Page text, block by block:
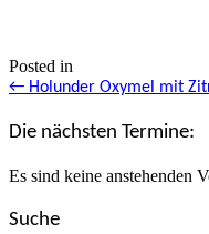
Posted in
Posts
navigation
← Holunder Oxymel mit
Die nächsten Termine:
Es sind keine anstehenden
Suche